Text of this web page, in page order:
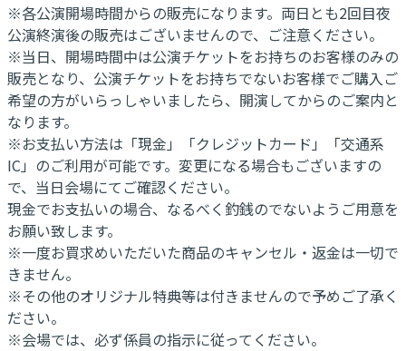
※各公演開場時間からの販売になります。両日とも2回目夜
公演終演後の販売はございませんので、ご注意ください。
※当日、開場時間中は公演チケットをお持ちのお客様のみの
販売となり、公演チケットをお持ちでないお客様でご購入ご
希望の方がいらっしゃいましたら、開演してからのご案内と
なります。
※お支払い方法は「現金」「クレジットカード」「交通系
IC」のご利用が可能です。変更になる場合もございますの
で、当日会場にてご確認ください。
現金でお支払いの場合、なるべく釣銭のでないようご用意を
お願い致します。
※一度お買求めいただいた商品のキャンセル・返金は一切で
きません。
※その他のオリジナル特典等は付きませんので予めご了承く
ださい。
※会場では、必ず係員の指示に従ってください。